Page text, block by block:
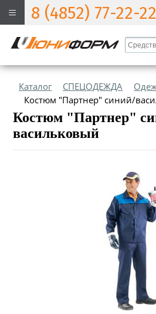
8 (4852) 77-22-22
Каталог СПЕЦОДЕЖДА
Костюм "Партнер" синий/
Костюм "Партнер"
васильковый